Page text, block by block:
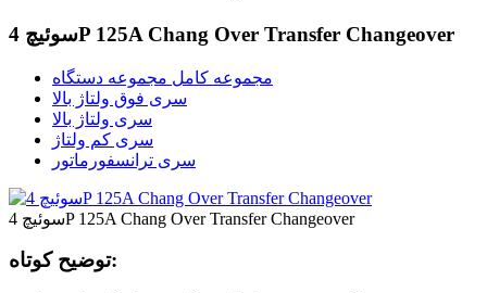
سوئیچ 4P 125A Chang Over Transfer Changeover
مجموعه کامل مجموعه دستگاه
سری فوق ولتاژ بالا
سری ولتاژ بالا
سری کم ولتاژ
سری ترانسفورماتور
سوئیچ 4P 125A Chang Over Transfer Changeover
توضیح کوتاه: